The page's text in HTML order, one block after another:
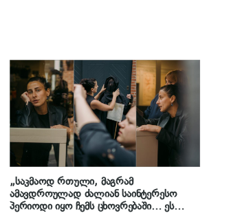
„საკმაოდ რთული, მაგრამ
ამავდროულად ძალიან საინტერესო
პერიოდი იყო ჩემს ცხოვრებაში… ეს